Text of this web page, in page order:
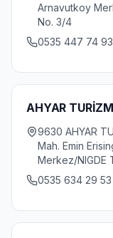
Arnavutkoy
No. 3/4
0535 447 74 93
AHYAR
9630 AHYAR
Mah. Emin
Merkez/NIGDE
0535 634 29 53